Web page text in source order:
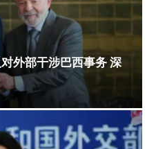
外部干涉巴西事务 深